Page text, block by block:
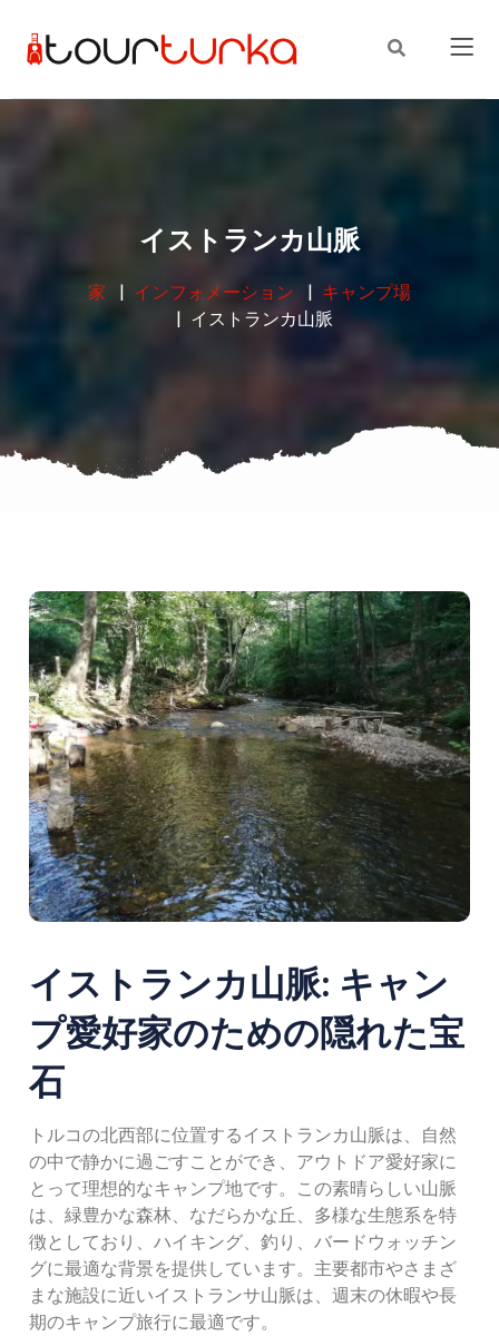
イストランカ山脈
家 インフォメーション
キャンプ場
イストランカ山脈
イストランカ山脈: キャン
プ愛好家のための隠れた宝
石
トルコの北西部に位置するイストランカ山脈は、自然
の中で静かに過ごすことができ、アウトドア愛好家に
とって理想的なキャンプ地です。この素晴らしい山脈
は、緑豊かな森林、なだらかな丘、多様な生態系を特
徴としており、ハイキング、釣り、バードウォッチン
グに最適な背景を提供しています。主要都市やさまざ
まな施設に近いイストランサ山脈は、週末の休暇や長
期のキャンプ旅行に最適です。